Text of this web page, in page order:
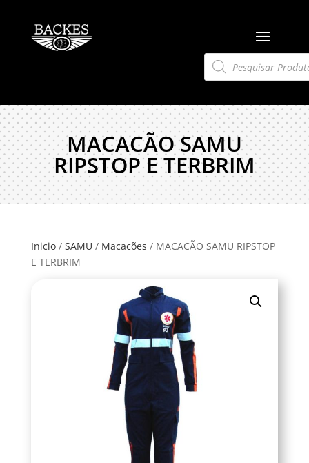
Pesquisar
produtos
MACACÃO SAMU
RIPSTOP E TERBRIM
Inicio/ SAMU / Macacões / MACACÃO SAMU RIPSTOP
E TERBRIM